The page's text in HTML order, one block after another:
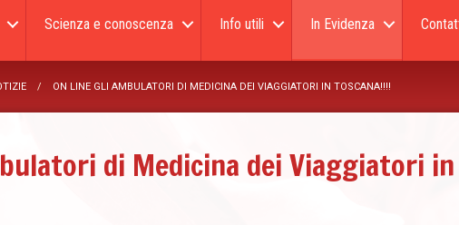
Scienza e conoscenza Info utili In Evidenza
ON LINE GLI AMBULATORI DI MEDICINA DEI VIAGGIATORI IN TOSCANA!!!!
di Medicina dei Viaggiatori in